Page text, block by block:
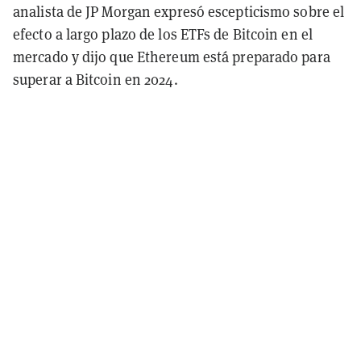
analista de JP Morgan expresó escepticismo sobre el
efecto a largo plazo de los ETFs de Bitcoin en el
mercado y dijo que Ethereum está preparado para
superar a Bitcoin en 2024.